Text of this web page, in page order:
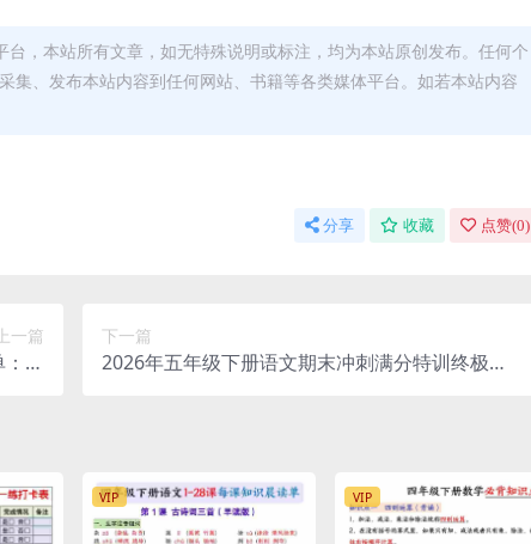
，本站所有文章，如无特殊说明或标注，均为本站原创发布。任何个
集、发布本站内容到任何网站、书籍等各类媒体平台。如若本站内容
分享 收藏 点赞(0)
上一篇
全
下一篇
2026年五年级下册语文期末冲刺满分特训终极押
VIP VIP